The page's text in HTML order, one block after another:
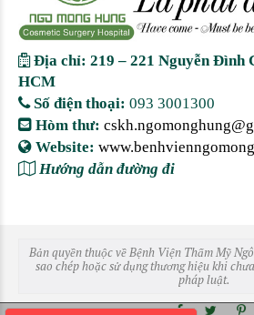
Địa chỉ: 219 – 221 Nguyễn Đình
HCM
Số điện thoại: 093 3001300
Hòm thư:
Website:
Hướng dẫn đường đi
Bản quyền thuộc về Bệnh Viện Thẩm Mỹ
sao chép hoặc sử dụng thương hiệu khi
pháp luật.